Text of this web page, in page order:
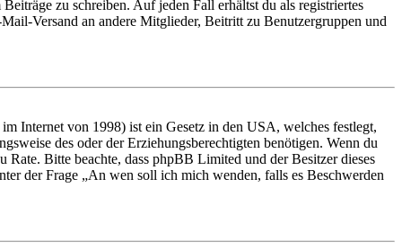
zu schreiben. Auf jeden Fall erhältst du als registriertes
Versand an andere Mitglieder, Beitritt zu Benutzergruppen und
Internet von 1998) ist ein Gesetz in den USA, welches festlegt,
des oder der Erziehungsberechtigten benötigen. Wenn du
Bitte beachte, dass phpBB Limited und der Besitzer dieses
der Frage „An wen soll ich mich wenden, falls es Beschwerden